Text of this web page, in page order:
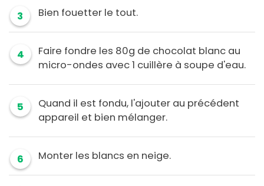
3 Bien fouetter le tout.
4
Faire fondre les 80g de chocolat blanc au
micro-ondes avec 1 cuillère à soupe d'eau.
5
Quand il est fondu, l'ajouter au précédent
appareil et bien mélanger.
6 Monter les blancs en neige.